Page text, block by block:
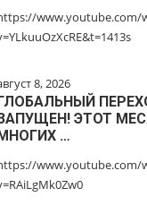
www.youtube.com/
8, 2026
ЭТОТ
…
www.youtube.com/